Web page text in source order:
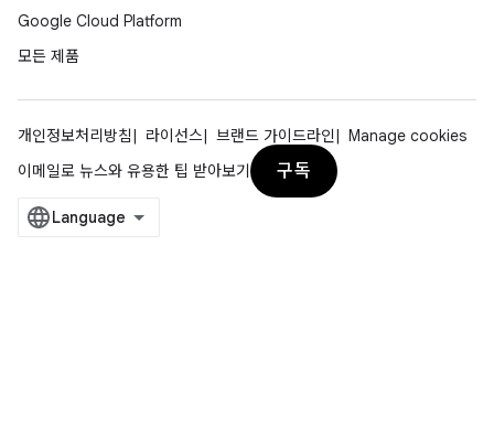
Google Cloud Platform
모든 제품
개인정보처리방침 라이선스 브랜드 가이드라인
Manage cookies
이메일로 뉴스와 유용한 팁 받아보기
구독